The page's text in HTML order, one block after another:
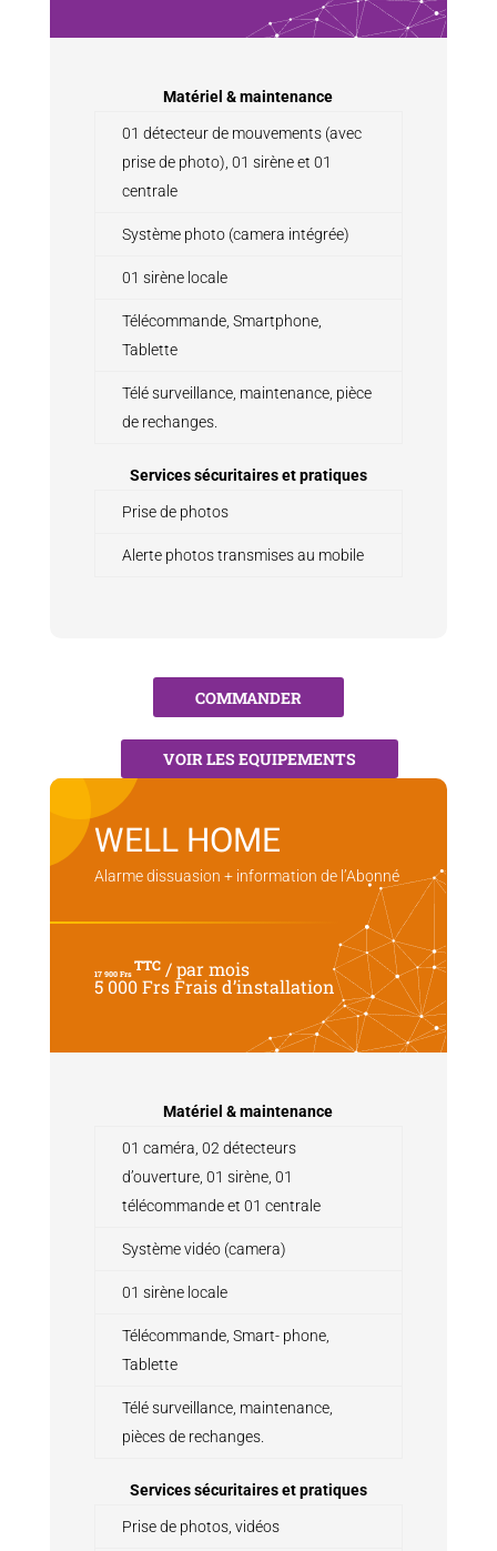
Matériel & maintenance
01 détecteur de mouvements (avec
prise de photo), 01 sirène et 01
centrale
Système photo (camera intégrée)
01 sirène locale
Télécommande, Smartphone,
Tablette
Télé surveillance, maintenance, pièce
de rechanges.
Services sécuritaires et pratiques
Prise de photos
Alerte photos transmises au mobile
COMMANDER
VOIR LES EQUIPEMENTS
WELL HOME
Alarme dissuasion + information de l’Abonné
17 900 Frs TTC/ par mois
5 000 Frs Frais d’installation
Matériel & maintenance
01 caméra, 02 détecteurs
d’ouverture, 01 sirène, 01
télécommande et 01 centrale
Système vidéo (camera)
01 sirène locale
Télécommande, Smart- phone,
Tablette
Télé surveillance, maintenance,
pièces de rechanges.
Services sécuritaires et pratiques
Prise de photos, vidéos